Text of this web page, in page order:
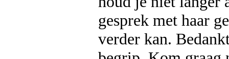
gesprek met haar
verder kan.